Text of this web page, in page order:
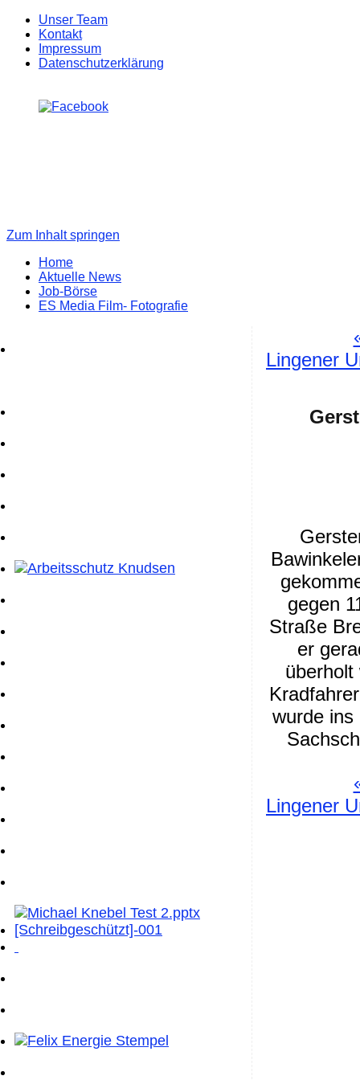
Unser Team
Kontakt
Impressum
Datenschutzerklärung
Zum Inhalt springen
Home
Aktuelle News
Job-Börse
ES Media Film- Fotografie
Lingener
gegen
Straße
er
wurde ins
Lingener